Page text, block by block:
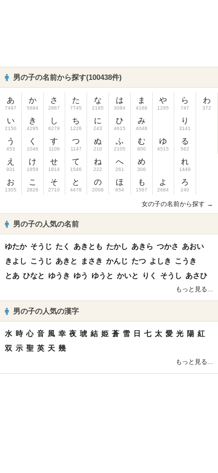
男の子の名前から探す(100438件)
あ
7497
い
2150
う
453
え
931
お
1305
か
5684
き
4295
く
1046
け
1859
こ
2826
さ
2867
し
6279
す
1108
せ
1814
そ
2710
た
7745
ち
1226
つ
1147
て
1546
と
4476
な
2165
に
243
ぬ
210
ね
222
の
2008
は
3084
ひ
4615
ふ
2105
へ
261
ほ
654
ま
4166
み
4048
む
800
め
306
も
1567
や
1295
ゆ
4515
よ
2684
ら
747
り
3141
る
562
れ
1449
ろ
240
わ
372
女の子の名前から探す →
男の子の人気の名前
ゆたか そうじ たく あきとも たかし あきら つかさ あおい
きよし こうじ あきと まさき かんじ たつ よしき こうき
とあ ひなと ゆうき ゆう ゆうと かいと りく そうし あさひ
もっと見る...
男の子の人気の漢字
水 時 心 音 風 幸 夜 琥 結 姫 蒼 雪 日 七 太 愛 光 陽 紅
双 示 聖 英 天 幾
もっと見る...